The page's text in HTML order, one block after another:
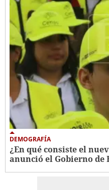
DEMOGRAFÍA
¿En qué consiste el
anunció el Gobierno de